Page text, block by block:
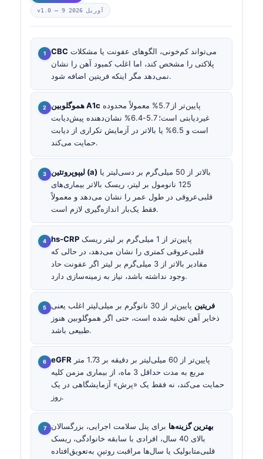
v1.0 — 9 آوریل 2026
CBC
پلاکتی را مشخص کند، اما اغلب کمبود آهن را نشان
نمی‌دهد مگر اینکه فریتین اضافه شود.
هموگلوبین A1c
غیر‌دیابتی است؛ 5.7-6.4% نشان‌دهنده پیش‌دیابت
است و 6.5% یا بالاتر در آزمایش تکراری از دیابت
حمایت می‌کند.
لیپوپروتئین (a)
125 نانومول بر لیتر، ریسک بالاتر بیماری‌های
قلبی‌عروقی در طول عمر را نشان می‌دهد و معمولاً
فقط یک‌بار اندازه‌گیری لازم است.
hs-CRP
قلبی‌عروقی کمتری را نشان می‌دهد، در حالی که
مقادیر بالاتر از 3 میلی‌گرم بر لیتر اگر عفونت حاد
وجود نداشته باشد، نیاز به زمینه‌سازی دارد.
فریتین
پایین‌تر از 30 نانوگرم بر میلی‌لیتر اغلب یعنی
ذخایر آهن تخلیه شده است، حتی اگر هموگلوبین هنوز
طبیعی باشد.
eGFR
مربع به مدت حداقل 3 ماه، از بیماری مزمن کلیه
حمایت می‌کند، نه فقط یک «پرش» آزمایشگاهی در یک
روز.
بهترین گزینه‌ها برای پنل سلامت اجرایی، بزرگسالان
بالای 40 سال، افرادی با سابقه خانوادگی، ریسک
قلبی‌متابولیک یا سال‌ها مراقبت روتینِ به‌تعویق‌افتاده